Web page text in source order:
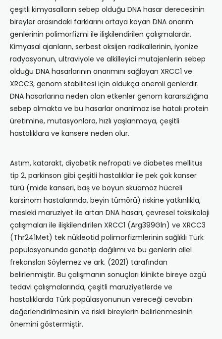
çeşitli kimyasalların sebep olduğu DNA hasar derecesinin
bireyler arasındaki farklarını ortaya koyan DNA onarım
genlerinin polimorfizmi ile ilişkilendirilen çalışmalardır.
Kimyasal ajanların, serbest oksijen radikallerinin, iyonize
radyasyonun, ultraviyole ve alkilleyici mutajenlerin sebep
olduğu DNA hasarlarının onarımını sağlayan XRCC1 ve
XRCC3, genom stabilitesi için oldukça önemli genlerdir.
DNA hasarlarına neden olan etkenler genom kararsızlığına
sebep olmakta ve bu hasarlar onarılmaz ise hatalı protein
üretimine, mutasyonlara, hızlı yaşlanmaya, çeşitli
hastalıklara ve kansere neden olur.
Astım, katarakt, diyabetik nefropati ve diabetes mellitus
tip 2, parkinson gibi çeşitli hastalıklar ile pek çok kanser
türü (mide kanseri, baş ve boyun skuamöz hücreli
karsinom hastalarında, beyin tümörü) riskine yatkınlıkla,
mesleki maruziyet ile artan DNA hasarı, çevresel toksikoloji
çalışmaları ile ilişkilendirilen XRCC1 (Arg399Gln) ve XRCC3
(Thr241Met) tek nükleotid polimorfizmlerinin sağlıklı Türk
popülasyonunda genotip dağılımı ve bu genlerin allel
frekansları Söylemez ve ark. (2021) tarafından
belirlenmiştir. Bu çalışmanın sonuçları klinikte bireye özgü
tedavi çalışmalarında, çeşitli maruziyetlerde ve
hastalıklarda Türk popülasyonunun vereceği cevabın
değerlendirilmesinin ve riskli bireylerin belirlenmesinin
önemini göstermiştir.